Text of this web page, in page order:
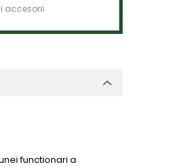
accesorii
functionari a